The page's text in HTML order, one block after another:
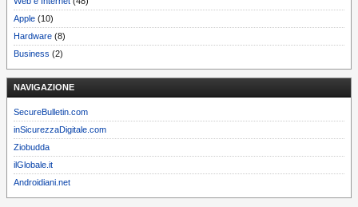
Apple (10)
Hardware (8)
Business (2)
NAVIGAZIONE
SecureBulletin.com
inSicurezzaDigitale.com
Ziobudda
ilGlobale.it
Androidiani.net